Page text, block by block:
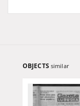
OBJECTS similar